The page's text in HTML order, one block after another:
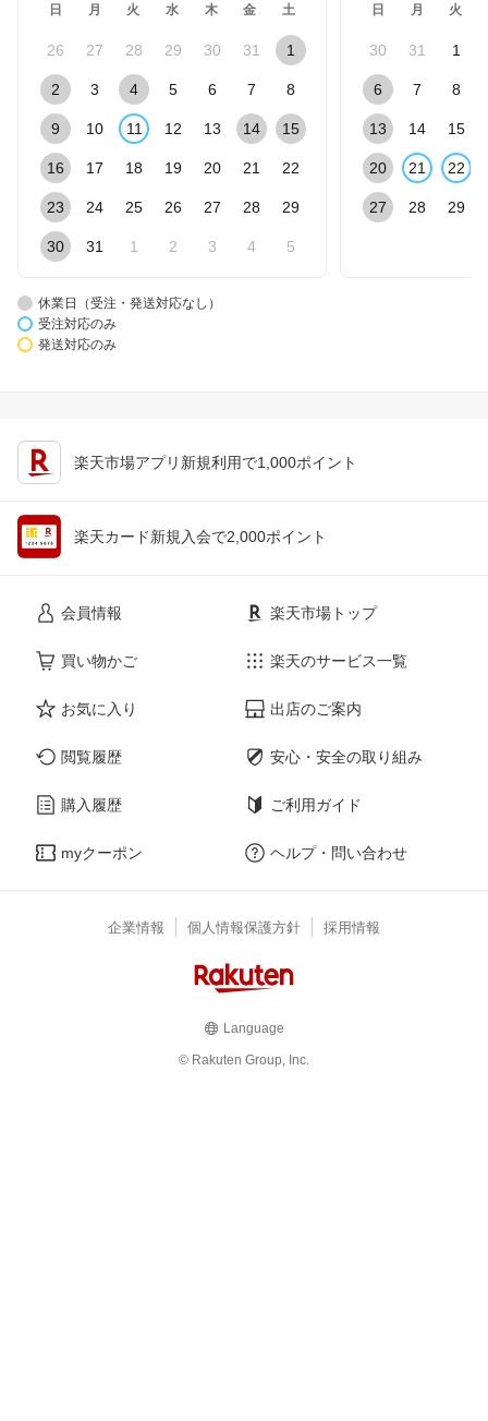
日 月 火 水 木 金 土
26 27 28 29 30 31 1
2 3 4 5 6 7 8
9 10 11 12 13 14 15
16 17 18 19 20 21 22
23 24 25 26 27 28 29
30 31 1 2 3 4 5
日 月 火
30 31 1
6 7 8
13 14 15
20 21 22
27 28 29
休業日（受注・発送対応なし）
受注対応のみ
発送対応のみ
楽天市場アプリ新規利用で1,000ポイント
楽天カード新規入会で2,000ポイント
会員情報
買い物かご
お気に入り
閲覧履歴
購入履歴
myクーポン
楽天市場トップ
楽天のサービス一覧
出店のご案内
安心・安全の取り組み
ご利用ガイド
ヘルプ・問い合わせ
企業情報 個人情報保護方針 採用情報
Language
© Rakuten Group, Inc.